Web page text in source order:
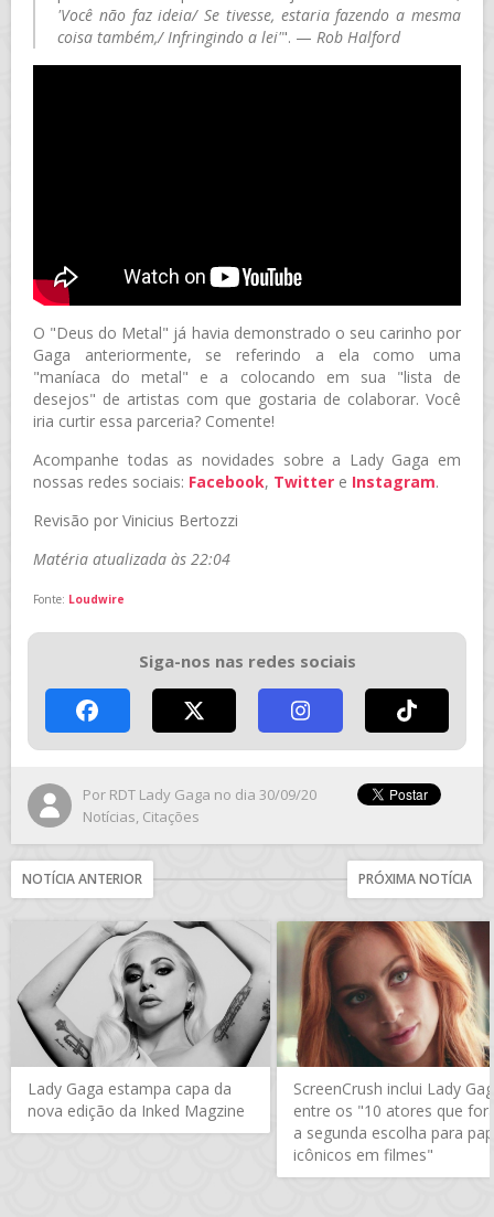
'Você não faz ideia/ Se tivesse, estaria fazendo a mesma
coisa também,/ Infringindo a lei'". — Rob Halford
O "Deus do Metal" já havia demonstrado o seu carinho por
Gaga anteriormente, se referindo a ela como uma
"maníaca do metal" e a colocando em sua "lista de
desejos" de artistas com que gostaria de colaborar. Você
iria curtir essa parceria? Comente!
Acompanhe todas as novidades sobre a Lady Gaga em
nossas redes sociais: Facebook, Twitter e Instagram.
Revisão por Vinicius Bertozzi
Matéria atualizada às 22:04
Fonte: Loudwire
Siga-nos nas redes sociais
Por RDT Lady Gaga no dia 30/09/20
Notícias, Citações
NOTÍCIA ANTERIOR PRÓXIMA NOTÍCIA
Lady Gaga estampa capa da
nova edição da Inked Magzine
ScreenCrush inclui Lady
entre os "10 atores que
a segunda escolha para
icônicos em filmes"